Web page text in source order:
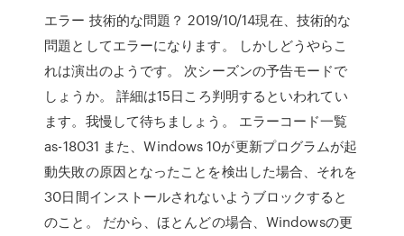
エラー 技術的な問題？ 2019/10/14現在、技術的な
問題としてエラーになります。 しかしどうやらこ
れは演出のようです。 次シーズンの予告モードで
しょうか。 詳細は15日ころ判明するといわれてい
ます。我慢して待ちましょう。 エラーコード一覧
as-18031 また、Windows 10が更新プログラムが起
動失敗の原因となったことを検出した場合、それを
30日間インストールされないようブロックすると
のこと。 だから、ほとんどの場合、Windowsの更